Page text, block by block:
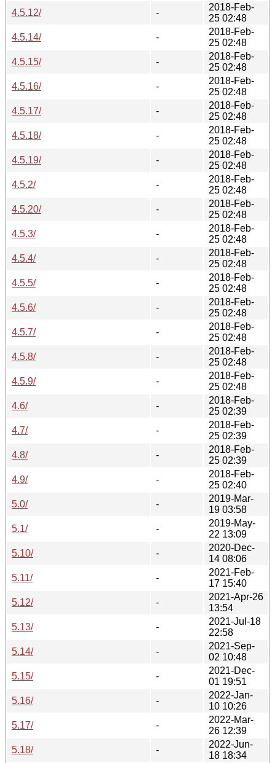
4.5.12/
-
2018-Feb-
25 02:48
4.5.14/
-
2018-Feb-
25 02:48
4.5.15/
-
2018-Feb-
25 02:48
4.5.16/
-
2018-Feb-
25 02:48
4.5.17/
-
2018-Feb-
25 02:48
4.5.18/
-
2018-Feb-
25 02:48
4.5.19/
-
2018-Feb-
25 02:48
4.5.2/
-
2018-Feb-
25 02:48
4.5.20/
-
2018-Feb-
25 02:48
4.5.3/
-
2018-Feb-
25 02:48
4.5.4/
-
2018-Feb-
25 02:48
4.5.5/
-
2018-Feb-
25 02:48
4.5.6/
-
2018-Feb-
25 02:48
4.5.7/
-
2018-Feb-
25 02:48
4.5.8/
-
2018-Feb-
25 02:48
4.5.9/
-
2018-Feb-
25 02:48
4.6/
-
2018-Feb-
25 02:39
4.7/
-
2018-Feb-
25 02:39
4.8/
-
2018-Feb-
25 02:39
4.9/
-
2018-Feb-
25 02:40
5.0/
-
2019-Mar-
19 03:58
5.1/
-
2019-May-
22 13:09
5.10/
-
2020-Dec-
14 08:06
5.11/
-
2021-Feb-
17 15:40
5.12/
-
2021-Apr-26
13:54
5.13/
-
2021-Jul-18
22:58
5.14/
-
2021-Sep-
02 10:48
5.15/
-
2021-Dec-
01 19:51
5.16/
-
2022-Jan-
10 10:26
5.17/
-
2022-Mar-
26 12:39
5.18/
-
2022-Jun-
18 18:34